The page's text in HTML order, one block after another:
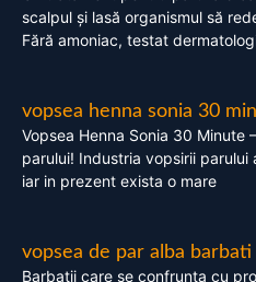
scalpul și lasă organismul să
Fără amoniac, testat
vopsea henna sonia 30
Vopsea Henna Sonia 30 Minute
parului! Industria vopsirii
iar in prezent exista o mare
vopsea de par alba barbati
Barbatii care se confrunta cu